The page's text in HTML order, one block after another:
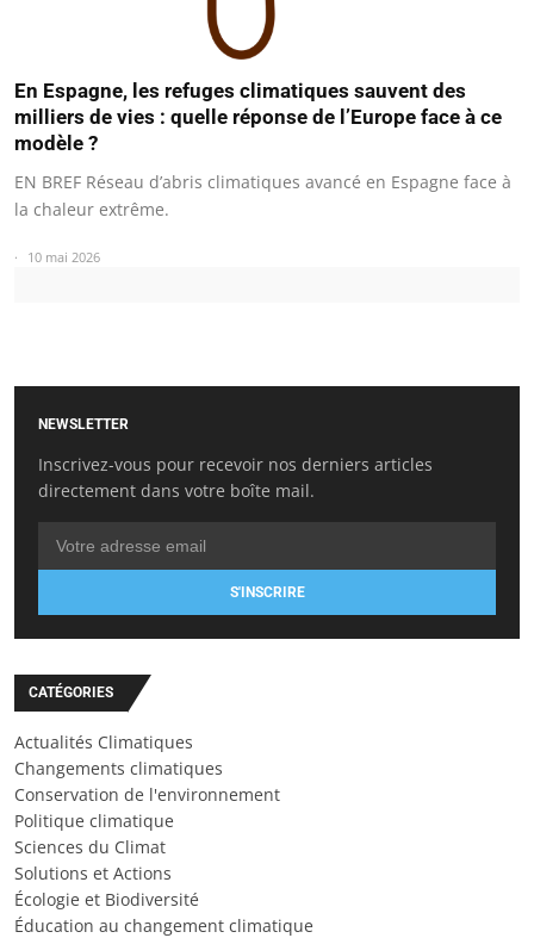
En Espagne, les refuges climatiques sauvent des
milliers de vies : quelle réponse de l’Europe face à ce
modèle ?
EN BREF Réseau d’abris climatiques avancé en Espagne face à
la chaleur extrême.
10 mai 2026
NEWSLETTER
Inscrivez-vous pour recevoir nos derniers articles
directement dans votre boîte mail.
S'INSCRIRE
CATÉGORIES
Actualités Climatiques
Changements climatiques
Conservation de l'environnement
Politique climatique
Sciences du Climat
Solutions et Actions
Écologie et Biodiversité
Éducation au changement climatique